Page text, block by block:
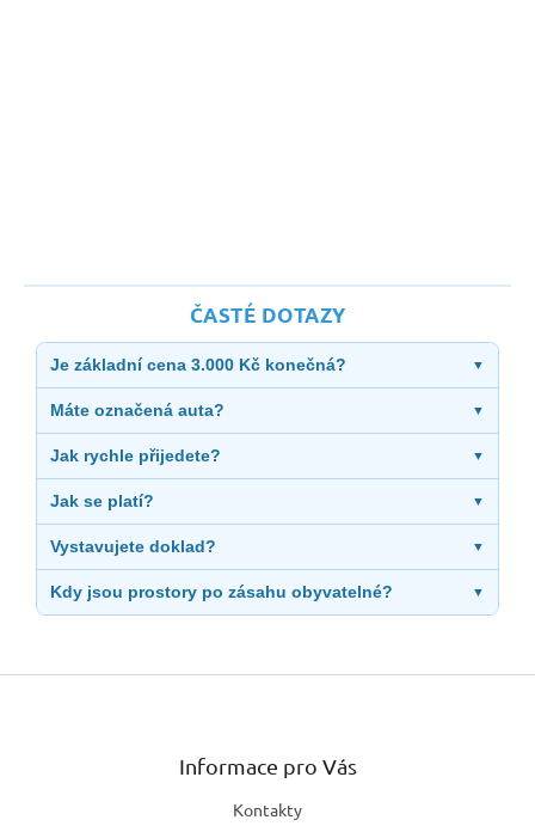
ČASTÉ DOTAZY
Je základní cena 3.000 Kč konečná? ▼
Máte označená auta? ▼
Jak rychle přijedete? ▼
Jak se platí? ▼
Vystavujete doklad? ▼
Kdy jsou prostory po zásahu obyvatelné? ▼
Z
Informace pro Vás
Kontakty